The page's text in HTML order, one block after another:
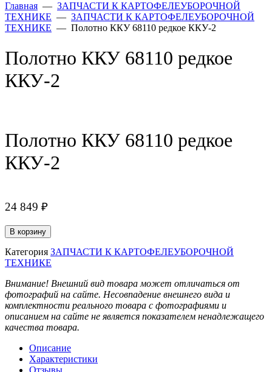
Главная — ЗАПЧАСТИ К КАРТОФЕЛЕУБОРОЧНОЙ
ТЕХНИКЕ — ЗАПЧАСТИ К КАРТОФЕЛЕУБОРОЧНОЙ
ТЕХНИКЕ — Полотно ККУ 68110 редкое ККУ-2
Полотно ККУ 68110 редкое
ККУ-2
Полотно ККУ 68110 редкое
ККУ-2
24 849 ₽
Количество
товара
Полотно
ККУ
редкое
ККУ-2
В корзину
Категория ЗАПЧАСТИ К КАРТОФЕЛЕУБОРОЧНОЙ
ТЕХНИКЕ
Внимание! Внешний вид товара может отличаться от
фотографий на сайте. Несовпадение внешнего вида и
комплектности реального товара с фотографиями и
описанием на сайте не является показателем ненадлежащего
качества товара.
Описание
Характеристики
Отзывы